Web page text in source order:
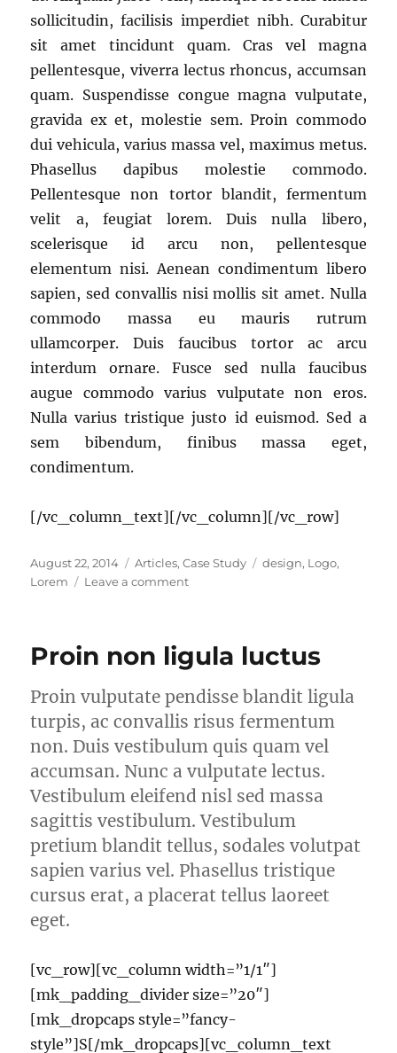
sollicitudin, facilisis imperdiet nibh. Curabitur
sit amet tincidunt quam. Cras vel magna
pellentesque, viverra lectus rhoncus, accumsan
quam. Suspendisse congue magna vulputate,
gravida ex et, molestie sem. Proin commodo
dui vehicula, varius massa vel, maximus metus.
Phasellus dapibus molestie commodo.
Pellentesque non tortor blandit, fermentum
velit a, feugiat lorem. Duis nulla libero,
scelerisque id arcu non, pellentesque
elementum nisi. Aenean condimentum libero
sapien, sed convallis nisi mollis sit amet. Nulla
commodo massa eu mauris rutrum
ullamcorper. Duis faucibus tortor ac arcu
interdum ornare. Fusce sed nulla faucibus
augue commodo varius vulputate non eros.
Nulla varius tristique justo id euismod. Sed a
sem bibendum, finibus massa eget,
condimentum.
[/vc_column_text][/vc_column][/vc_row]
Posted
on
August 22, 2014 Categories
Articles,Case Study Tags
design, Logo,
Lorem
Leave a commenton
Proin non ligula luctus
Proin vulputate pendisse blandit ligula
turpis, ac convallis risus fermentum
non. Duis vestibulum quis quam vel
accumsan. Nunc a vulputate lectus.
Vestibulum eleifend nisl sed massa
sagittis vestibulum. Vestibulum
pretium blandit tellus, sodales volutpat
sapien varius vel. Phasellus tristique
cursus erat, a placerat tellus laoreet
eget.
[vc_row][vc_column width=”1/1″]
[mk_padding_divider size=”20″]
[mk_dropcaps style=”fancy-
style”]S[/mk_dropcaps][vc_column_text